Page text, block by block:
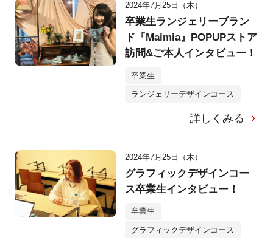
2024年7月25日（木）
卒業生ランジェリーブラン
ド『Maimia』POPUPストア
訪問&ご本人インタビュー！
卒業生
ランジェリーデザインコース
詳しくみる
2024年7月25日（木）
グラフィックデザインコー
ス卒業生インタビュー！
卒業生
グラフィックデザインコース